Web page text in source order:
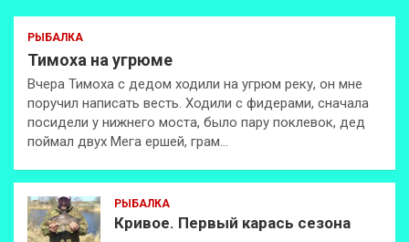
РЫБАЛКА
Тимоха на угрюме
Вчера Тимоха с дедом ходили на угрюм реку, он мне
поручил написать весть. Ходили с фидерами, сначала
посидели у нижнего моста, было пару поклевок, дед
поймал двух Мега ершей, грам…
РЫБАЛКА
Кривое. Первый карась сезона